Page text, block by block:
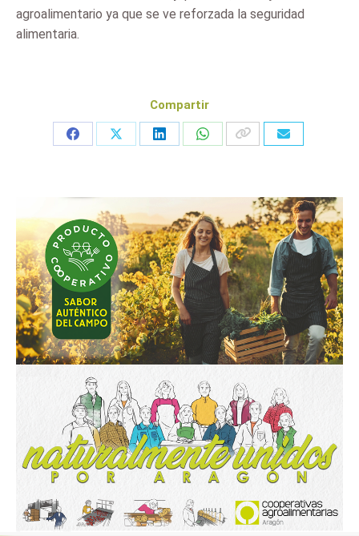
agroalimentario ya que se ve reforzada la seguridad
alimentaria.
Compartir
Share
Share
Share
Share